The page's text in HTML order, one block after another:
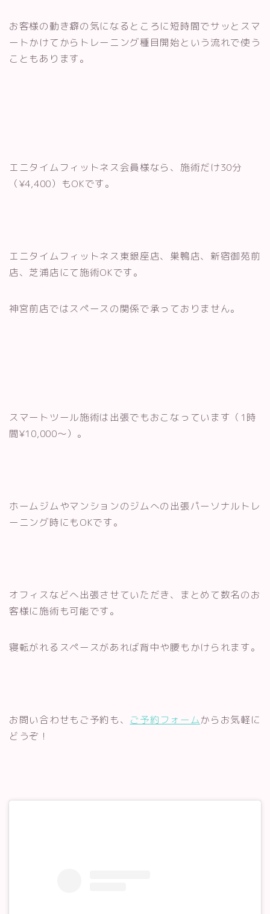
お客様の動き癖の気になるところに短時間でサッとスマ
ートかけてからトレーニング種目開始という流れで使う
こともあります。
エニタイムフィットネス会員様なら、施術だけ30分
（¥4,400）もOKです。
エニタイムフィットネス東銀座店、巣鴨店、新宿御苑前
店、芝浦店にて施術OKです。
神宮前店ではスペースの関係で承っておりません。
スマートツール施術は出張でもおこなっています（1時
間¥10,000〜）。
ホームジムやマンションのジムへの出張パーソナルトレ
ーニング時にもOKです。
オフィスなどへ出張させていただき、まとめて数名のお
客様に施術も可能です。
寝転がれるスペースがあれば背中や腰もかけられます。
お問い合わせもご予約も、 ご予約フォームからお気軽に
どうぞ！